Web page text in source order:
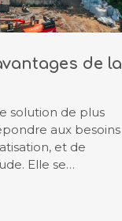
de la
solution de plus
aux besoins
et de
Elle se…